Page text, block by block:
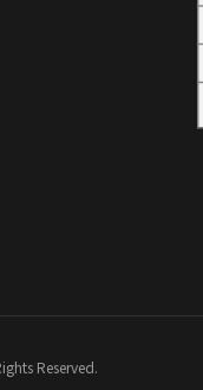
Reserved.